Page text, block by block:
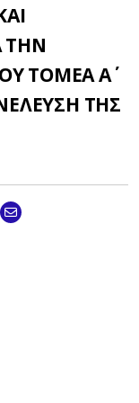
ΤΗΝ
ΤΟΜΕΑ Α΄
ΤΗΣ